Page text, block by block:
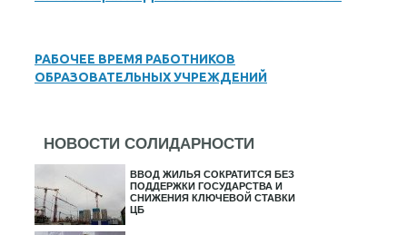
РАБОЧЕЕ ВРЕМЯ РАБОТНИКОВ
ОБРАЗОВАТЕЛЬНЫХ УЧРЕЖДЕНИЙ
НОВОСТИ СОЛИДАРНОСТИ
ВВОД ЖИЛЬЯ СОКРАТИТСЯ БЕЗ
ПОДДЕРЖКИ ГОСУДАРСТВА И
СНИЖЕНИЯ КЛЮЧЕВОЙ СТАВКИ
ЦБ